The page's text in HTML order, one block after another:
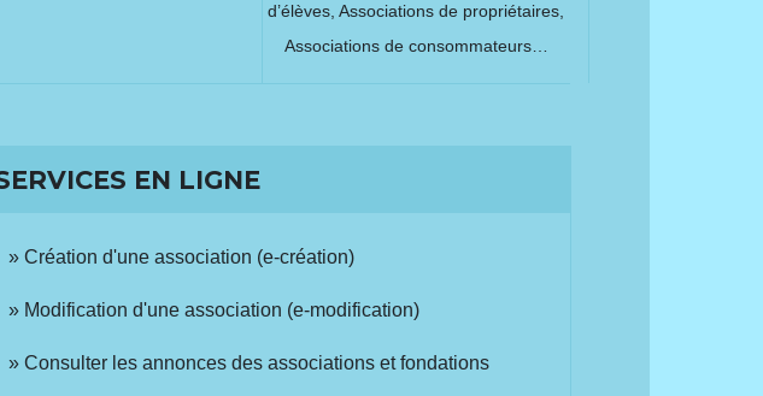
d’élèves,Associations de propriétaires,
Associations de consommateurs…
EN LIGNE
Création d'une association (e-création)
Modification d'une association (e-modification)
Consulter les annonces des associations et fondations